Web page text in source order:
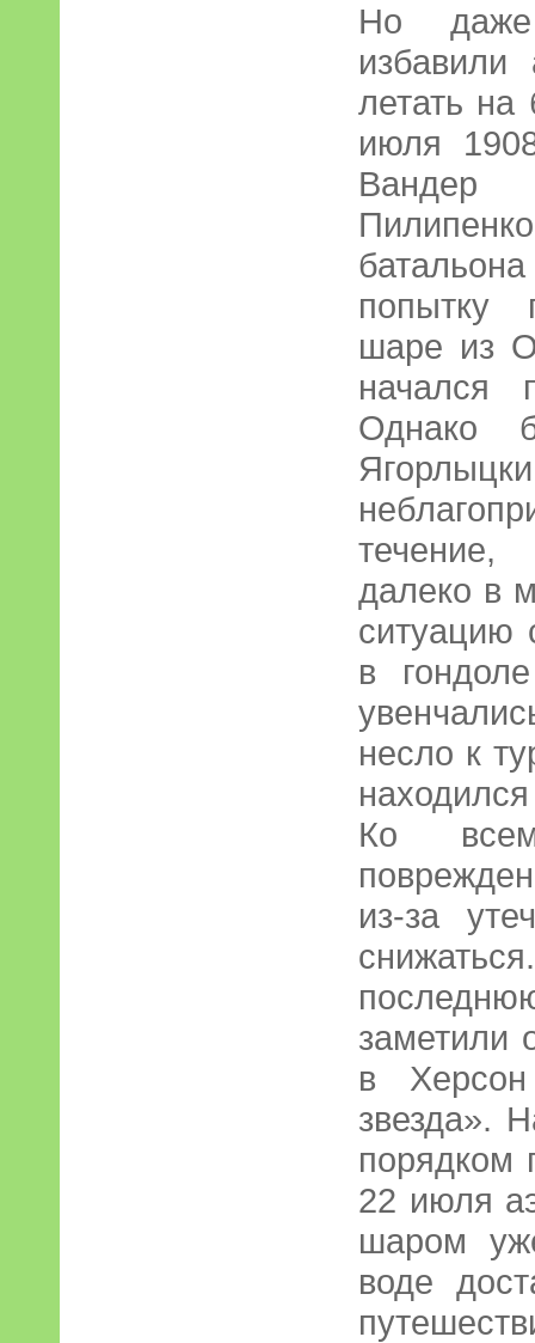
Но
избавили
летать на
июля
попытку
шаре из
начался
Однако
течение,
далеко в
в
несло к
Ко
из-за
заметили
в Херсон
звезда».
порядком
22 июля
шаром
воде